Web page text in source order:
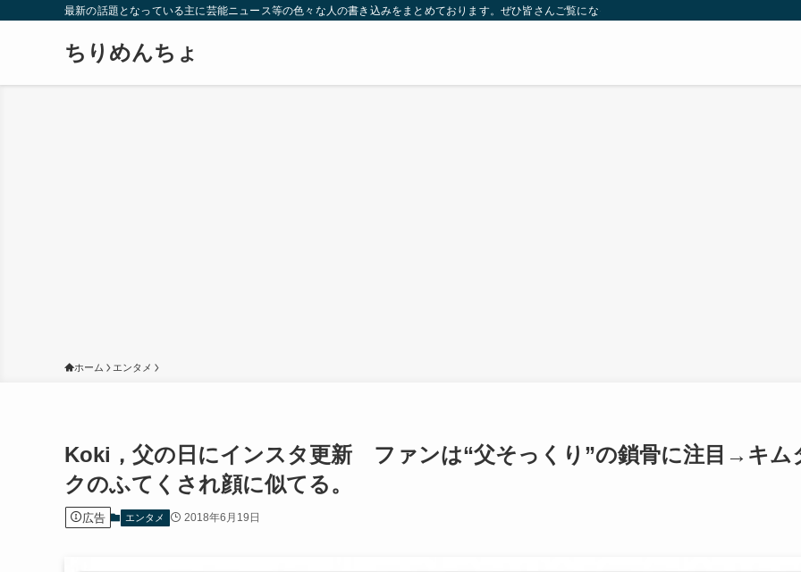
最新の話題となっている主に芸能ニュース等の色々な人の書き込みをまとめております。ぜひ皆さんご覧になっていってください。
ちりめんちょ
ホーム エンタメ
Koki，父の日にインスタ更新 ファンは“父そっくり”の鎖骨に注目→キム
クのふてくされ顔に似てる。
広告 エンタメ 2018年6月19日